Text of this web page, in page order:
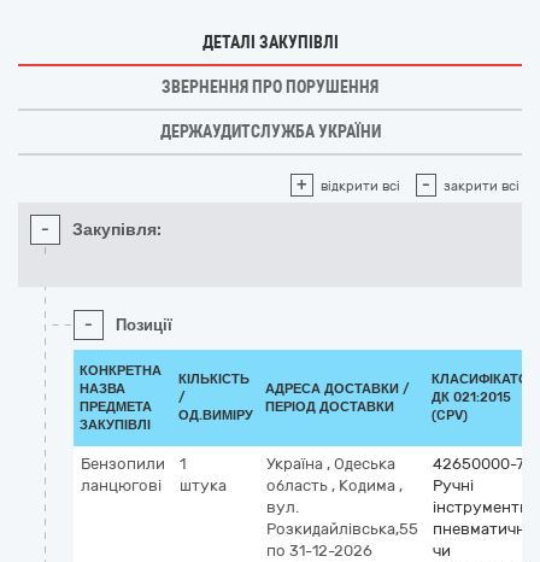
ДЕТАЛІ ЗАКУПІВЛІ
ЗВЕРНЕННЯ ПРО ПОРУШЕННЯ
ДЕРЖАУДИТСЛУЖБА УКРАЇНИ
+ відкрити всі - закрити всі
- Закупівля:
- Позиції
КОНКРЕТНА
НАЗВА
ПРЕДМЕТА
ЗАКУПІВЛІ
КІЛЬКІСТЬ
/
ОД.ВИМІРУ
АДРЕСА ДОСТАВКИ /
ПЕРІОД ДОСТАВКИ
КЛАСИФІКАТОР
ДК 021:2015
(CPV)
Бензопили
ланцюгові
1
штука
Україна , Одеська
область , Кодима ,
вул.
Розкидайлівська,55
по 31-12-2026
42650000-7
Ручні
інструменти
пневматичні
чи